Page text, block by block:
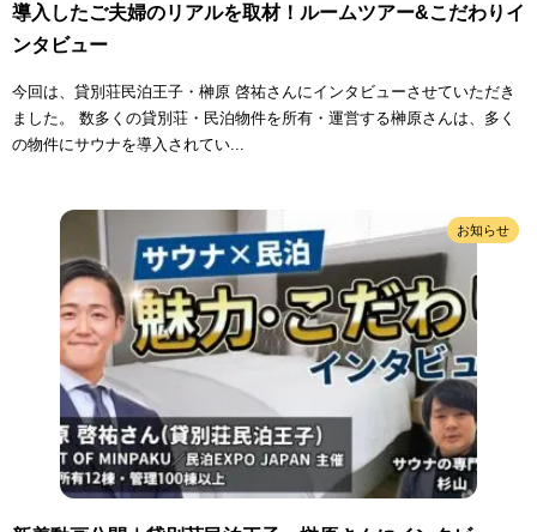
導入したご夫婦のリアルを取材！ルームツアー&こだわりイ
ンタビュー
今回は、貸別荘民泊王子・榊原 啓祐さんにインタビューさせていただき
ました。 数多くの貸別荘・民泊物件を所有・運営する榊原さんは、多く
の物件にサウナを導入されてい...
お知らせ